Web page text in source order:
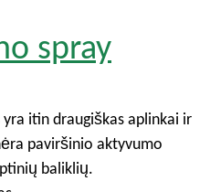
spray
itin draugiškas aplinkai ir
paviršinio aktyvumo
baliklių.